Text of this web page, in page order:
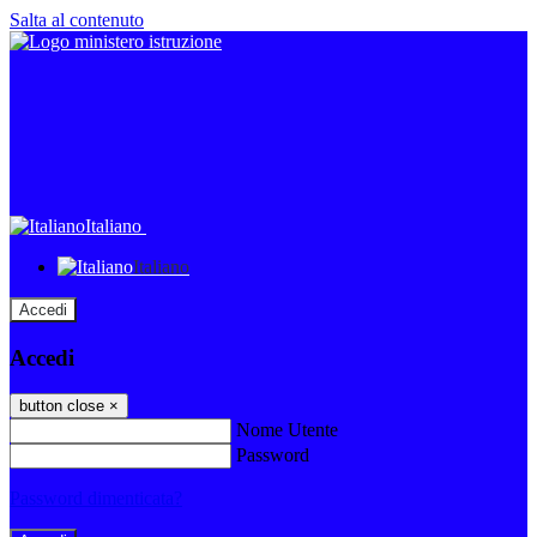
Salta al contenuto
Italiano
Italiano
Accedi
Accedi
button close ×
Nome Utente
Password
Password dimenticata?